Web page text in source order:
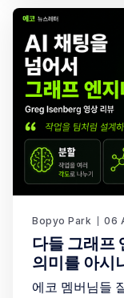
를 들어보신적
45분짜리 인터
Agent를 만든
를 나눠 흥미롭게 시청했
을까요?
Bopyo Park 06
다들 그래프
의미를 아시
에코 멤버님들 잘 지내고 계신가요? 며칠 전 X(트위